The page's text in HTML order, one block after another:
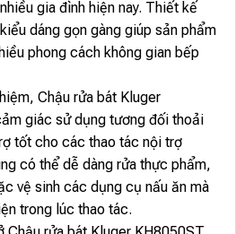
gia đình hiện nay. Thiết kế
dáng gọn gàng giúp sản phẩm
phong cách không gian bếp
Chậu rửa bát Kluger
giác sử dụng tương đối thoải
tốt cho các thao tác nội trợ
có thể dễ dàng rửa thực phẩm,
vệ sinh các dụng cụ nấu ăn mà
trong lúc thao tác.